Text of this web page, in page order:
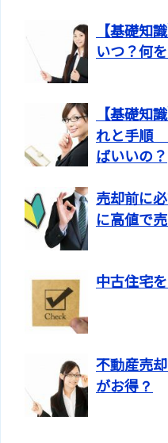
【基礎知
いつ？何
【基礎知
れと手順
ばいいの？
売却前に
に高値で
中古住宅
不動産売
がお得？